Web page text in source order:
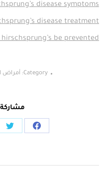
disease symptoms
disease treatment
hirschsprung’s be prevented?
Category: أمراض